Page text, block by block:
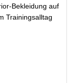
Bekleidung auf
Trainingsalltag